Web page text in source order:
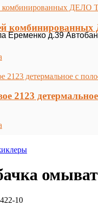
Еременко д.39
2123
10